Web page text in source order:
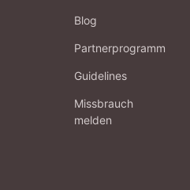
Blog
Partnerprogramm
Guidelines
Missbrauch
melden